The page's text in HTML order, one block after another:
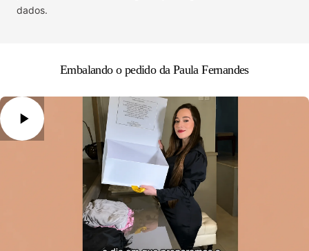
dados.
Embalando o pedido da Paula Fernandes